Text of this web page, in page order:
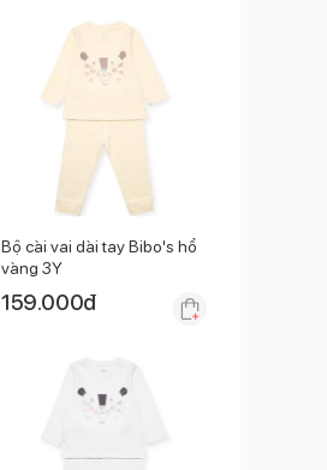
Bộ cài vai dài tay Bibo's hổ
vàng 3Y
159.000đ